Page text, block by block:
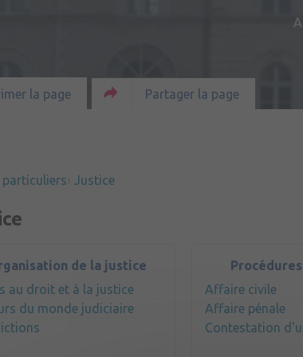
la page Partager la page
particuliers Justice
de la justice
au droit et à la justice
du monde judiciaire
Affaire civile
Affaire pénale
Contestation